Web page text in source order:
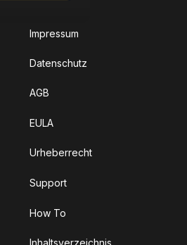
Impressum
Datenschutz
AGB
EULA
Urheberrecht
Support
How To